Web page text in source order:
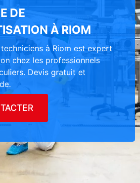
DE
À RIOM
à Riom est expert
chez les professionnels
Devis gratuit et